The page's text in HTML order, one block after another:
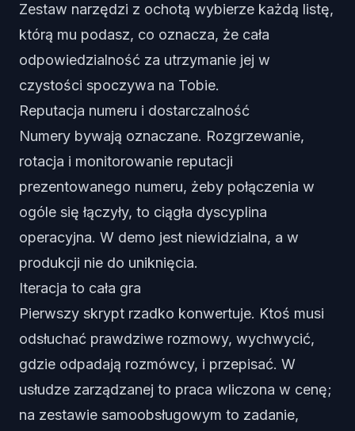
Zestaw narzędzi z ochotą wybierze każdą listę,
którą mu podasz, co oznacza, że cała
odpowiedzialność za utrzymanie jej w
czystości spoczywa na Tobie.
Reputacja numeru i dostarczalność
Numery bywają oznaczane. Rozgrzewanie,
rotacja i monitorowanie reputacji
prezentowanego numeru, żeby połączenia w
ogóle się łączyły, to ciągła dyscyplina
operacyjna. W demo jest niewidzialna, a w
produkcji nie do uniknięcia.
Iteracja to cała gra
Pierwszy skrypt rzadko konwertuje. Ktoś musi
odsłuchać prawdziwe rozmowy, wychwycić,
gdzie odpadają rozmówcy, i przepisać. W
usłudze zarządzanej to praca wliczona w cenę;
na zestawie samoobsługowym to zadanie,